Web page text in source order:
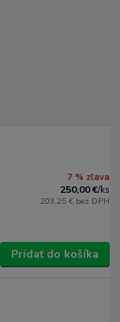
7 % zľava
250,00 €/ks
203,25 € bez DPH
Pridať do košíka